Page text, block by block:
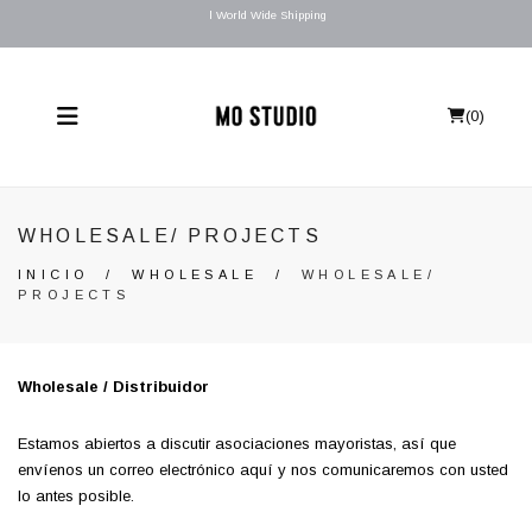
l World Wide Shipping
(0)
WHOLESALE/ PROJECTS
INICIO /WHOLESALE /WHOLESALE/
PROJECTS
Wholesale / Distribuidor
Estamos abiertos a discutir asociaciones mayoristas, así que
envíenos un correo electrónico aquí y nos comunicaremos con usted
lo antes posible.